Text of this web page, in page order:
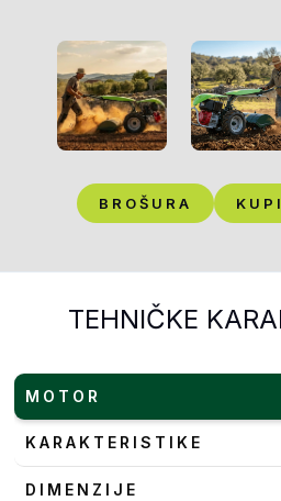
BROŠURA
TEHNIČKE
MOTOR
KARAKTERISTIKE
DIMENZIJE